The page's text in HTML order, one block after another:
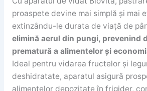
proaspete devine mai simplă și mai
extinzându-le durata de viață de
elimină aerul din pungi, prevenind
prematură a alimentelor și
Ideal pentru vidarea fructelor și
deshidratate, aparatul asigură
alimentelor depozitate în frigider,